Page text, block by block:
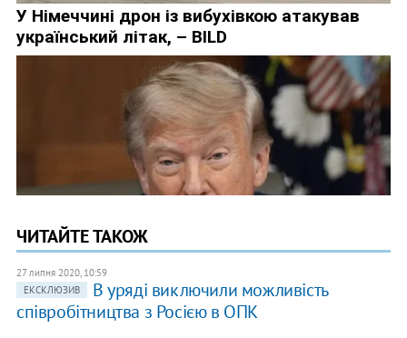
ЧИТАЙТЕ ТАКОЖ
27 липня 2020, 10:59
ЕКСКЛЮЗИВ
В уряді виключили можливість
співробітництва з Росією в ОПК